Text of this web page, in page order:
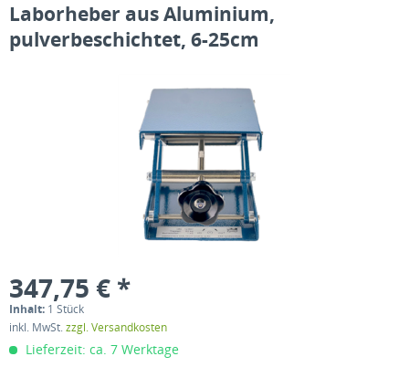
Laborheber aus Aluminium,
pulverbeschichtet, 6-25cm
347,75 € *
Inhalt: 1 Stück
inkl. MwSt.zzgl. Versandkosten
Lieferzeit: ca. 7 Werktage